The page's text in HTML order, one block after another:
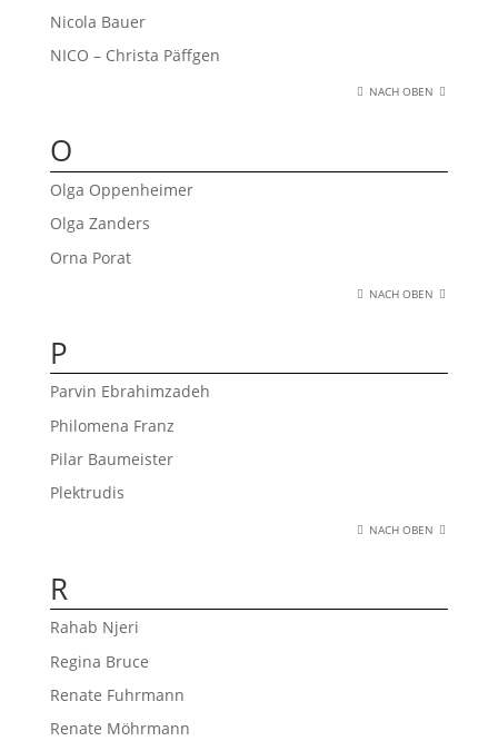
Nicola Bauer
NICO – Christa Päffgen
NACH OBEN
O
Olga Oppenheimer
Olga Zanders
Orna Porat
NACH OBEN
P
Parvin Ebrahimzadeh
Philomena Franz
Pilar Baumeister
Plektrudis
NACH OBEN
R
Rahab Njeri
Regina Bruce
Renate Fuhrmann
Renate Möhrmann